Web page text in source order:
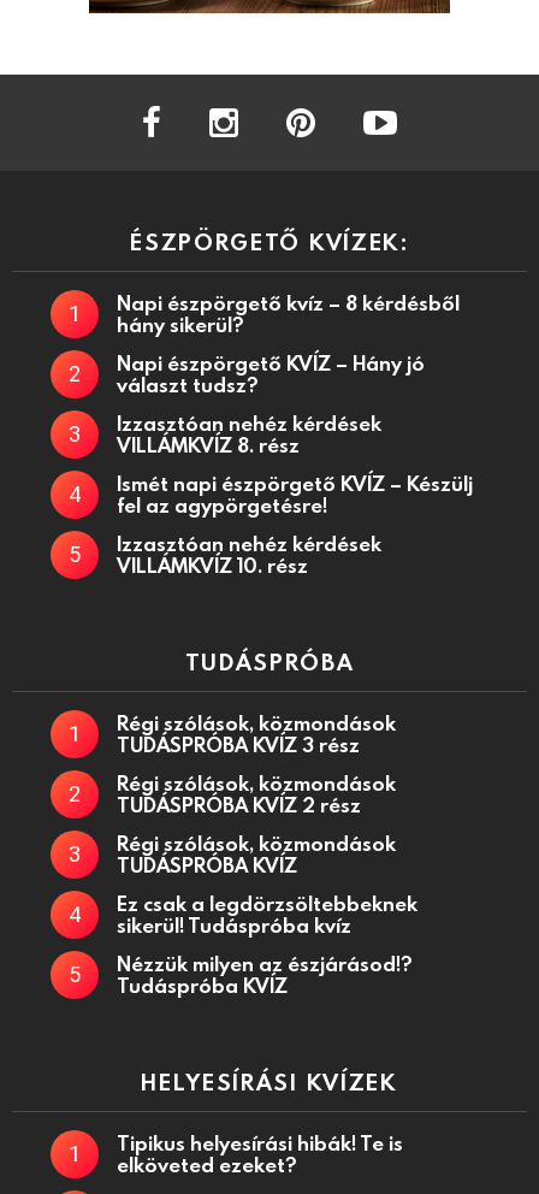
facebook instagram
ÉSZPÖRGETŐ KVÍZEK:
Napi észpörgető kvíz – 8 kérdésből
hány sikerül?
Napi észpörgető KVÍZ – Hány jó
választ tudsz?
Izzasztóan nehéz kérdések
VILLÁMKVÍZ 8. rész
Ismét napi észpörgető KVÍZ – Készülj
fel az agypörgetésre!
Izzasztóan nehéz kérdések
VILLÁMKVÍZ 10. rész
TUDÁSPRÓBA
Régi szólások, közmondások
TUDÁSPRÓBA KVÍZ 3 rész
Régi szólások, közmondások
TUDÁSPRÓBA KVÍZ 2 rész
Régi szólások, közmondások
TUDÁSPRÓBA KVÍZ
Ez csak a legdörzsöltebbeknek
sikerül! Tudáspróba kvíz
Nézzük milyen az észjárásod!?
Tudáspróba KVÍZ
HELYESÍRÁSI KVÍZEK
Tipikus helyesírási hibák! Te is
elköveted ezeket?